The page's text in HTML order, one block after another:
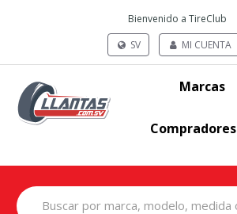
Bienvenido a TireClub
SV
MI CUENTA
Marcas
Compradores
Search
for: